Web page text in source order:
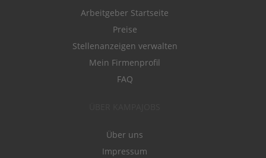
Arbeitgeber Startseite
Preise
Stellenanzeigen verwalten
Mein Firmenprofil
FAQ
Über uns
Impressum